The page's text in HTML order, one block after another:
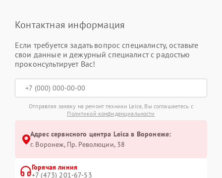
Контактная информация
Если требуется задать вопрос специалисту, оставьте
свои данные и дежурный специалист с радостью
проконсультирует Вас!
Отправляя заявку на ремонт техники Leica, Вы соглашаетесь с
Политикой конфиденциальности
Адрес сервисного центра Leica в Воронеже:
г. Воронеж, Пр. Революции, 38
Горячая линия
+7 (473) 201-67-53